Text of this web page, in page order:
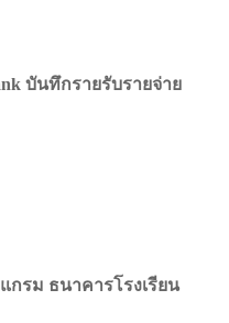
บันทึกรายรับรายจ่าย
แกรม ธนาคารโรงเรียน